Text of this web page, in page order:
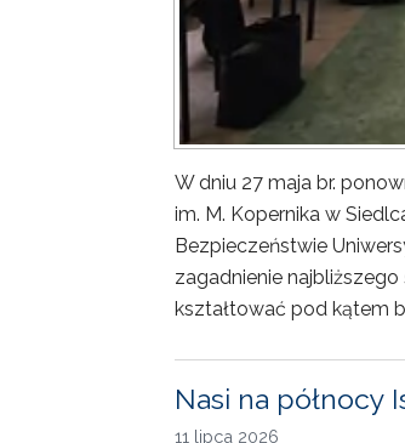
W dniu 27 maja br.
im. M. Kopernika w
Bezpieczeństwie
zagadnienie
kształtować pod kątem
Nasi na północy
11 lipca 2026